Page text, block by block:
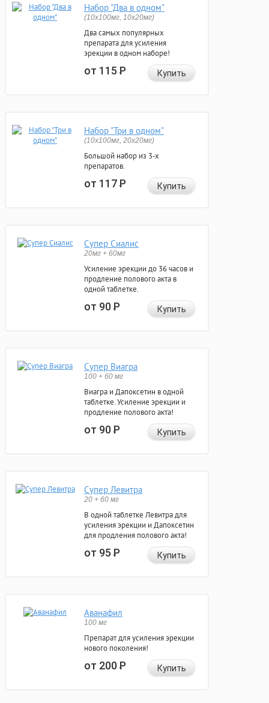
Набор "Два в одном"
(10x100мг, 10x20мг)
Два самых популярных
препарата для усиления
эрекции в одном наборе!
от 115Р Купить
Набор "Три в одном"
(10x100мг, 20x20мг)
Большой набор из 3-х
препаратов.
от 117Р Купить
Супер Сиалис
20мг + 60мг
Усиление эрекции до 36 часов и
продление полового акта в
одной таблетке.
от 90Р Купить
Супер Виагра
100 + 60 мг
Виагра и Дапоксетин в одной
таблетке. Усиление эрекции и
продление полового акта!
от 90Р Купить
Супер Левитра
20 + 60 мг
В одной таблетке Левитра для
усиления эрекции и Дапоксетин
для продления полового акта!
от 95Р Купить
Аванафил
100 мг
Препарат для усиления эрекции
нового поколения!
от 200Р Купить